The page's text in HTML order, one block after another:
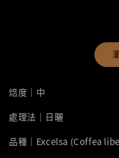
焙度｜中
處理法｜日曬
品種｜Excelsa (Coffea